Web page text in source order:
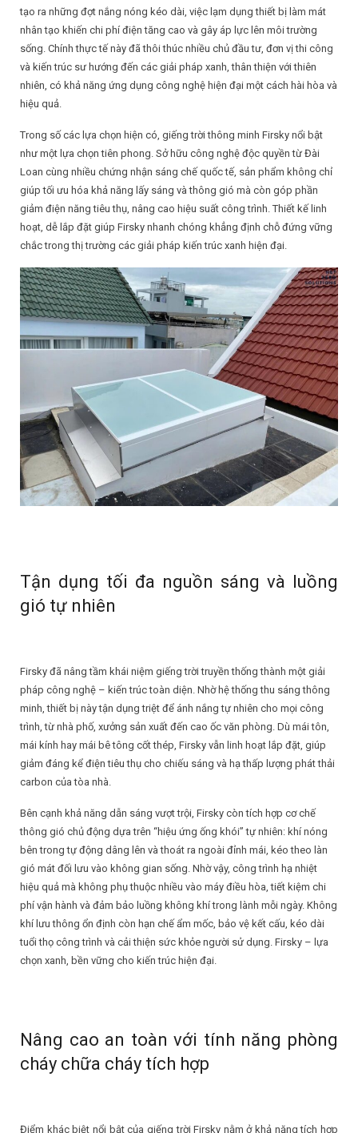
tạo ra những đợt nắng nóng kéo dài, việc lạm dụng thiết bị làm mát
nhân tạo khiến chi phí điện tăng cao và gây áp lực lên môi trường
sống. Chính thực tế này đã thôi thúc nhiều chủ đầu tư, đơn vị thi công
và kiến trúc sư hướng đến các giải pháp xanh, thân thiện với thiên
nhiên, có khả năng ứng dụng công nghệ hiện đại một cách hài hòa và
hiệu quả.
Trong số các lựa chọn hiện có, giếng trời thông minh Firsky nổi bật
như một lựa chọn tiên phong. Sở hữu công nghệ độc quyền từ Đài
Loan cùng nhiều chứng nhận sáng chế quốc tế, sản phẩm không chỉ
giúp tối ưu hóa khả năng lấy sáng và thông gió mà còn góp phần
giảm điện năng tiêu thụ, nâng cao hiệu suất công trình. Thiết kế linh
hoạt, dễ lắp đặt giúp Firsky nhanh chóng khẳng định chỗ đứng vững
chắc trong thị trường các giải pháp kiến trúc xanh hiện đại.
Tận dụng tối đa nguồn sáng và luồng
gió tự nhiên
Firsky đã nâng tầm khái niệm giếng trời truyền thống thành một giải
pháp công nghệ – kiến trúc toàn diện. Nhờ hệ thống thu sáng thông
minh, thiết bị này tận dụng triệt để ánh nắng tự nhiên cho mọi công
trình, từ nhà phố, xưởng sản xuất đến cao ốc văn phòng. Dù mái tôn,
mái kính hay mái bê tông cốt thép, Firsky vẫn linh hoạt lắp đặt, giúp
giảm đáng kể điện tiêu thụ cho chiếu sáng và hạ thấp lượng phát thải
carbon của tòa nhà.
Bên cạnh khả năng dẫn sáng vượt trội, Firsky còn tích hợp cơ chế
thông gió chủ động dựa trên “hiệu ứng ống khói” tự nhiên: khí nóng
bên trong tự động dâng lên và thoát ra ngoài đỉnh mái, kéo theo làn
gió mát đối lưu vào không gian sống. Nhờ vậy, công trình hạ nhiệt
hiệu quả mà không phụ thuộc nhiều vào máy điều hòa, tiết kiệm chi
phí vận hành và đảm bảo luồng không khí trong lành mỗi ngày. Không
khí lưu thông ổn định còn hạn chế ẩm mốc, bảo vệ kết cấu, kéo dài
tuổi thọ công trình và cải thiện sức khỏe người sử dụng. Firsky – lựa
chọn xanh, bền vững cho kiến trúc hiện đại.
Nâng cao an toàn với tính năng phòng
cháy chữa cháy tích hợp
Điểm khác biệt nổi bật của giếng trời Firsky nằm ở khả năng tích hợp